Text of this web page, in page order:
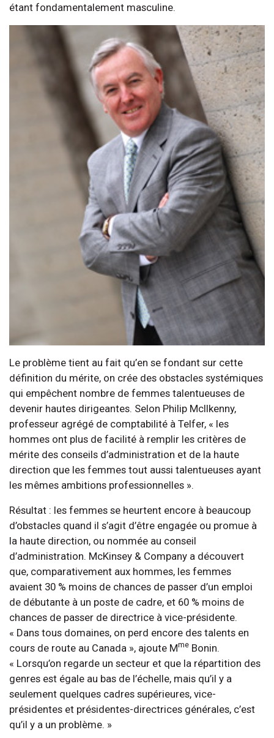
étant fondamentalement masculine.
Le problème tient au fait qu’en se fondant sur cette
définition du mérite, on crée des obstacles systémiques
qui empêchent nombre de femmes talentueuses de
devenir hautes dirigeantes. Selon Philip McIlkenny,
professeur agrégé de comptabilité à Telfer, « les
hommes ont plus de facilité à remplir les critères de
mérite des conseils d’administration et de la haute
direction que les femmes tout aussi talentueuses ayant
les mêmes ambitions professionnelles ».
Résultat : les femmes se heurtent encore à beaucoup
d’obstacles quand il s’agit d’être engagée ou promue à
la haute direction, ou nommée au conseil
d’administration. McKinsey & Company a découvert
que, comparativement aux hommes, les femmes
avaient 30 % moins de chances de passer d’un emploi
de débutante à un poste de cadre, et 60 % moins de
chances de passer de directrice à vice-présidente.
« Dans tous domaines, on perd encore des talents en
cours de route au Canada », ajoute Mme Bonin.
« Lorsqu’on regarde un secteur et que la répartition des
genres est égale au bas de l’échelle, mais qu’il y a
seulement quelques cadres supérieures, vice-
présidentes et présidentes-directrices générales, c’est
qu’il y a un problème. »